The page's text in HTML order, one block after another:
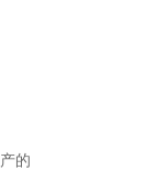
的